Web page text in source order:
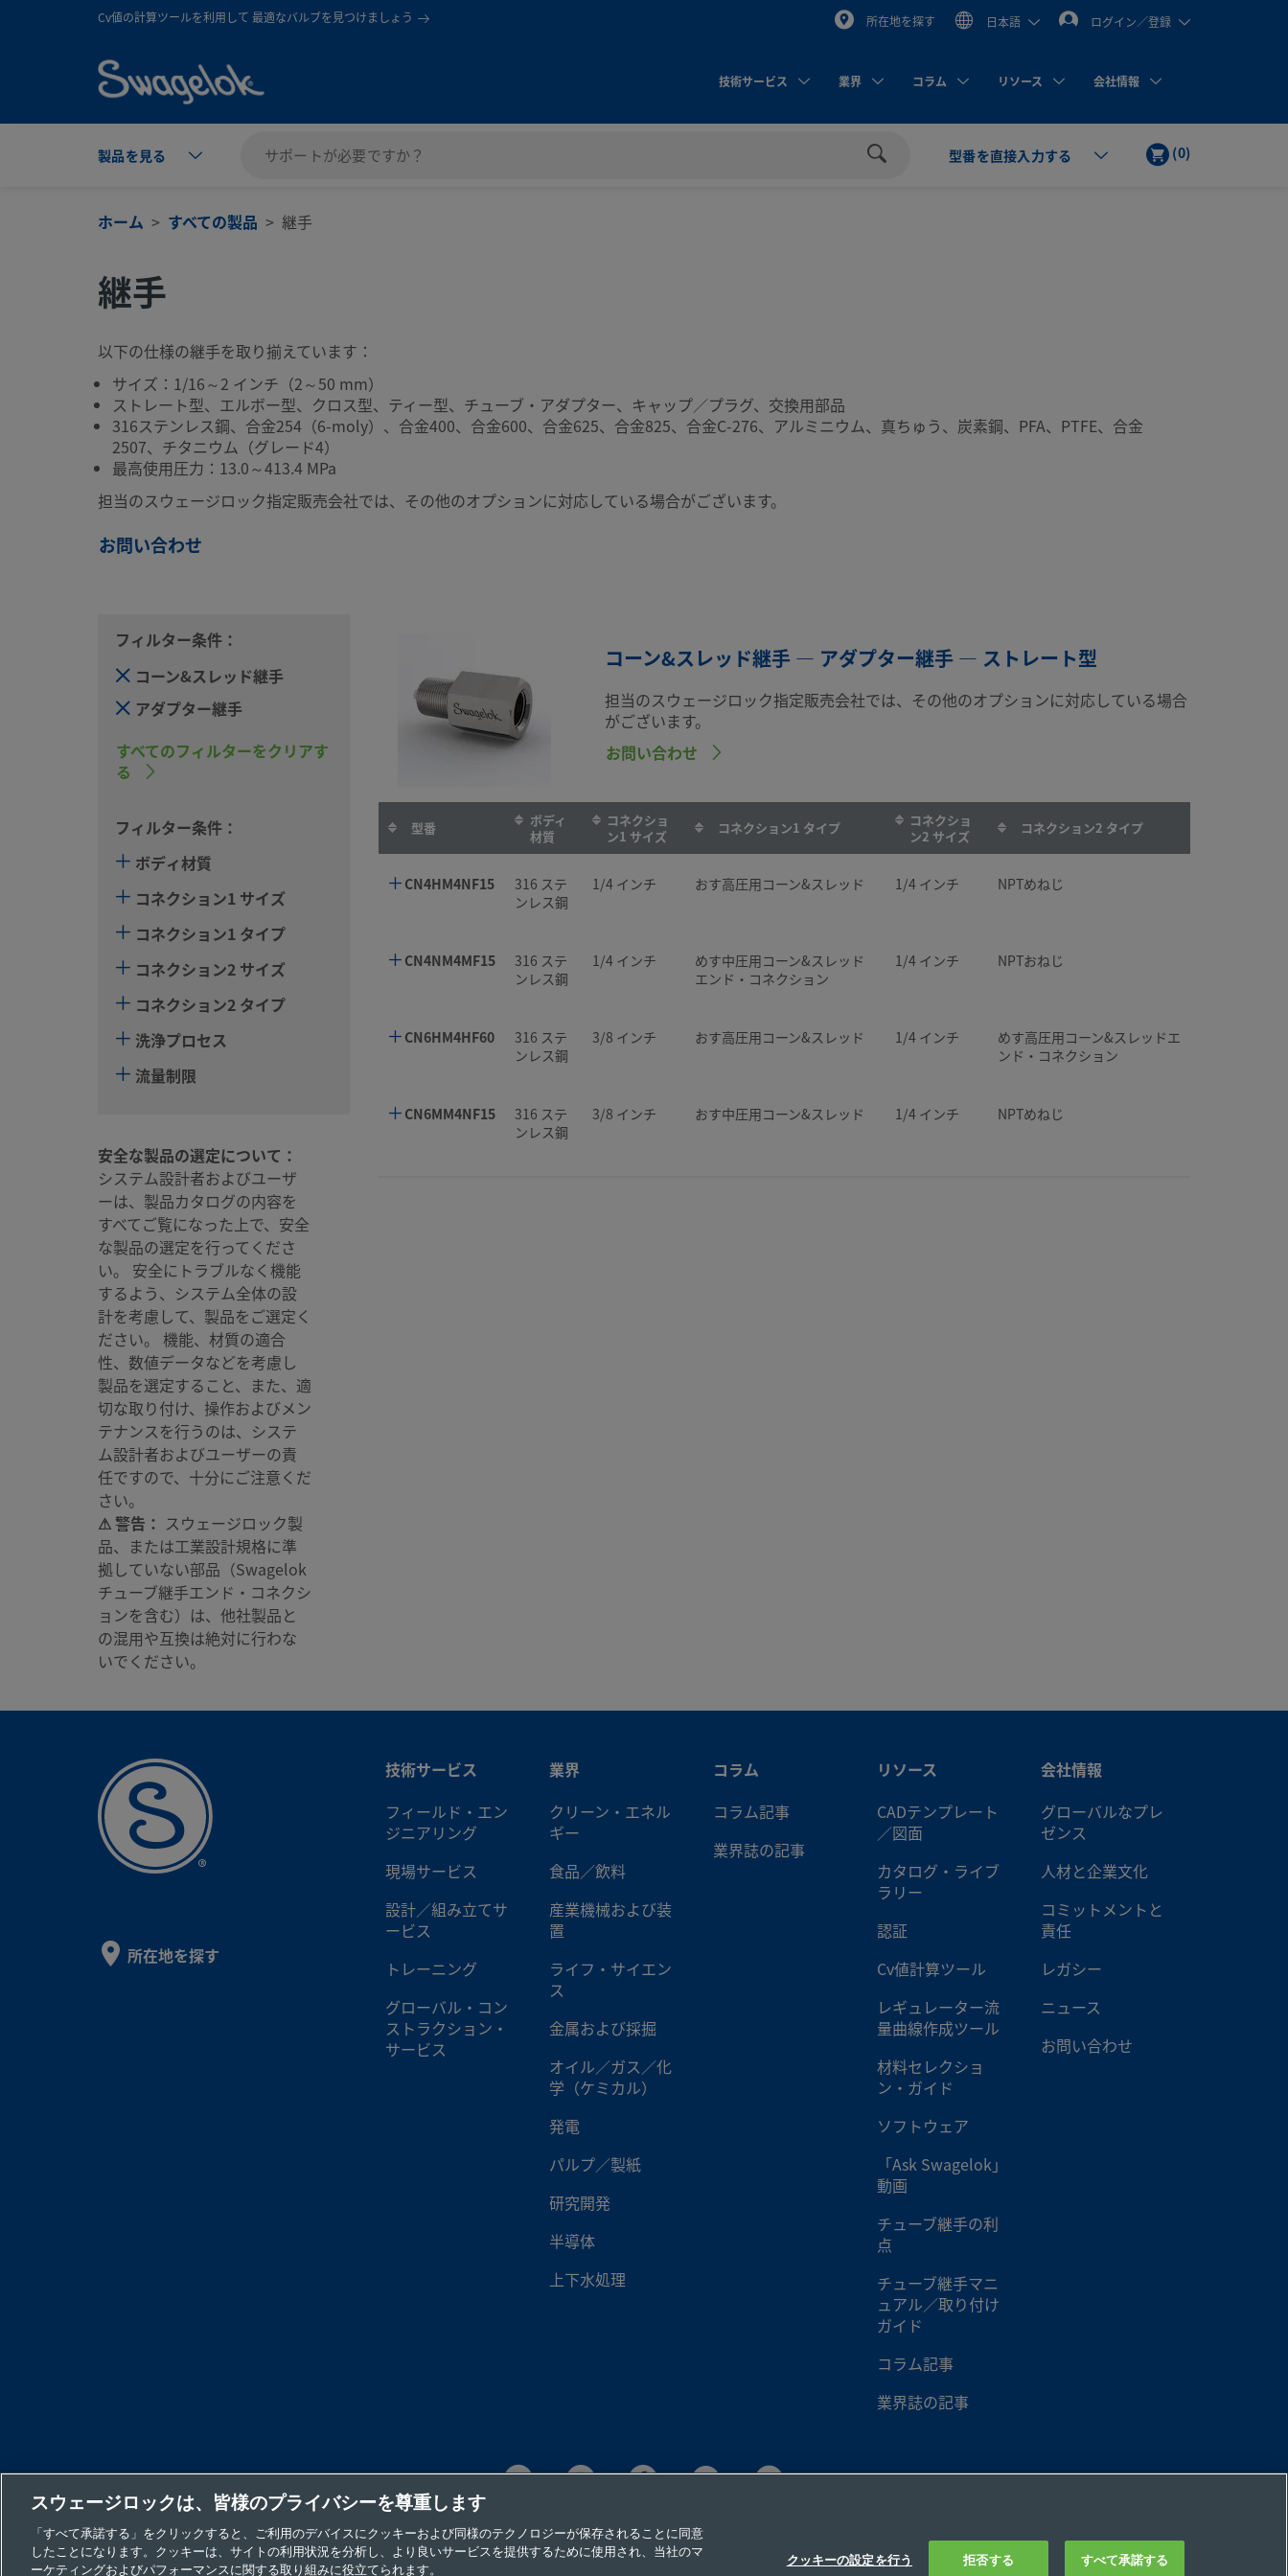
text.skipToContent
text.skipToNavigationCv値の計算ツールを利用して 最適なバルブを見つけましょう 所在地を探す 日本語 ログイン／登録
技術サービス 業界 コラム リソース 会社情報
製品を見る 型番を直接入力する
カ
(0)
ホーム すべての製品 継手
継手
以下の仕様の継手を取り揃えています：
サイズ：1/16～2 インチ（2～50 mm）
ストレート型、エルボー型、クロス型、ティー型、チューブ・アダプター、キャップ／プラグ、交換用部品
316ステンレス鋼、合金254（6-moly）、合金400、合金600、合金625、合金825、合金C-276、アルミニウム、真ちゅう、炭素鋼、PFA、PTFE、合金
2507、チタニウム（グレード4）
最高使用圧力：13.0～413.4 MPa
担当のスウェージロック指定販売会社では、その他のオプションに対応している場合がございます。
お問い合わせ
フィルター条件：
コーン&スレッド継手
アダプター継手
すべてのフィルターをクリアす
る
フィルター条件：
ボディ材質
コネクション1 サイズ
コネクション1 タイプ
コネクション2 サイズ
コネクション2 タイプ
洗浄プロセス
流量制限
安全な製品の選定について：
システム設計者およびユーザ
ーは、製品カタログの内容を
すべてご覧になった上で、安全
な製品の選定を行ってくださ
い。 安全にトラブルなく機能
するよう、システム全体の設
計を考慮して、製品をご選定く
ださい。 機能、材質の適合
性、数値データなどを考慮し
製品を選定すること、また、適
切な取り付け、操作およびメン
テナンスを行うのは、システ
ム設計者およびユーザーの責
任ですので、十分にご注意くだ
さい。
⚠ 警告： スウェージロック製
品、または工業設計規格に準
拠していない部品（Swagelok
チューブ継手エンド・コネクシ
ョンを含む）は、他社製品と
の混用や互換は絶対に行わな
いでください。
コーン&スレッド継手 — アダプター継手 — ストレート型
担当のスウェージロック指定販売会社では、その他のオプションに対応している場合
がございます。
お問い合わせ
型番
ボディ
材質
コネクショ
ン1 サイズ
コネクション1 タイプ
コネクショ
ン2 サイズ
コネクション2 タイプ
CN4HM4NF15
316 ステ
ンレス鋼
1/4 インチ おす高圧用コーン&スレッド 1/4 インチ NPTめねじ
CN4NM4MF15
316 ステ
ンレス鋼
1/4 インチ
めす中圧用コーン&スレッド
エンド・コネクション
1/4 インチ NPTおねじ
CN6HM4HF60
316 ステ
ンレス鋼
3/8 インチ おす高圧用コーン&スレッド 1/4 インチ
めす高圧用コーン&スレッドエ
ンド・コネクション
CN6MM4NF15
316 ステ
ンレス鋼
3/8 インチ おす中圧用コーン&スレッド 1/4 インチ NPTめねじ
所在地を探す
技術サービス
フィールド・エン
ジニアリング
現場サービス
設計／組み立てサ
ービス
トレーニング
グローバル・コン
ストラクション・
サービス
業界
クリーン・エネル
ギー
食品／飲料
産業機械および装
置
ライフ・サイエン
ス
金属および採掘
オイル／ガス／化
学（ケミカル）
発電
パルプ／製紙
研究開発
半導体
上下水処理
コラム
コラム記事
業界誌の記事
リソース
CADテンプレート
／図面
カタログ・ライブ
ラリー
認証
Cv値計算ツール
レギュレーター流
量曲線作成ツール
材料セレクショ
ン・ガイド
ソフトウェア
「Ask Swagelok」
動画
チューブ継手の利
点
チューブ継手マニ
ュアル／取り付け
ガイド
コラム記事
業界誌の記事
会社情報
グローバルなプレ
ゼンス
人材と企業文化
コミットメントと
責任
レガシー
ニュース
お問い合わせ
©2026 Swagelok Company. All rights reserved.
安全な製品の選定について プライバシー 利用規定 お問い合わせ FAQ サイトマップ Cookie 優先設定
スウェージロックは、皆様のプライバシーを尊重します
「すべて承諾する」をクリックすると、ご利用のデバイスにクッキーおよび同様のテクノロジーが保存されることに同意
したことになります。クッキーは、サイトの利用状況を分析し、より良いサービスを提供するために使用され、当社のマ
ーケティングおよびパフォーマンスに関する取り組みに役立てられます。
クッキーの設定を行う 拒否する すべて承諾する